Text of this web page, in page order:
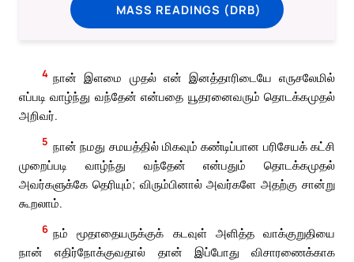
MASS READINGS (DRB)
4 நான் இளமை முதல் என் இனத்தாரிடையே எருசலேமில்
எப்படி வாழ்ந்து வந்தேன் என்பதை யூதரனைவரும் தொடக்கமுதல்
அறிவர்.
5 நான் நமது சமயத்தில் மிகவும் கண்டிப்பான பரிசேயக் கட்சி
முறைப்படி வாழ்ந்து வந்தேன் என்பதும் தொடக்கமுதல்
அவர்களுக்கே தெரியும்; விரும்பினால் அவர்களே அதற்கு சான்று
கூறலாம்.
6 நம் மூதாதையருக்குக் கடவுள் அளித்த வாக்குறுதியை
நான் எதிர்நோக்குவதால் தான் இப்போது விசாரணைக்காக